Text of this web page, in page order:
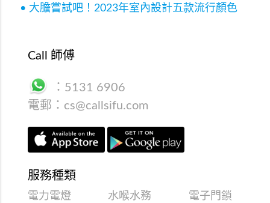
• 大膽嘗試吧！2023年室內設計五款流行顏色
Call 師傅
： 5131 6906
電郵： cs@callsifu.com
服務種類
電力電燈 水喉水務
電子門鎖